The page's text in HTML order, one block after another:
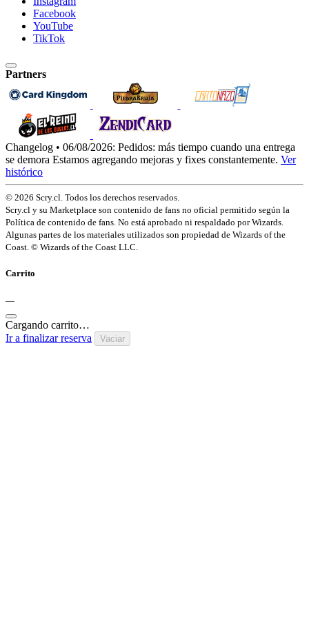
Facebook
YouTube
TikTok
Partners
Changelog • 06/08/2026: Pedidos: más tiempo cuando una entrega
se demora Estamos agregando mejoras y fixes constantemente. Ver
histórico
© 2026 Scry.cl. Todos los derechos reservados.
Scry.cl y su Marketplace son contenido de fans no oficial permitido según la
Política de contenido de fans. No está aprobado ni respaldado por Wizards.
Algunas partes de los materiales utilizados son propiedad de Wizards of the
Coast. © Wizards of the Coast LLC.
Carrito
—
Cargando carrito…
Ir a finalizar reserva
Vaciar